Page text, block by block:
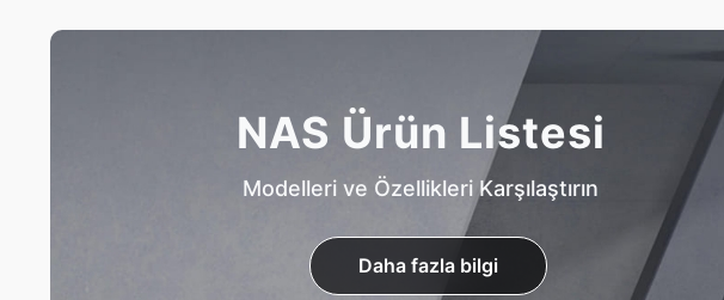
NAS Ürün Listesi
Modelleri ve Özellikleri Karşılaştırın
Daha fazla bilgi